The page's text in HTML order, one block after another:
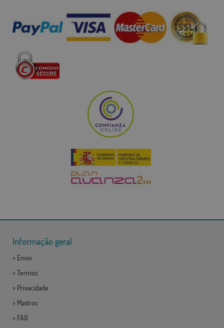
Informação geral
> Envio
> Termos
> Privacidade
> Mastros
> FAQ